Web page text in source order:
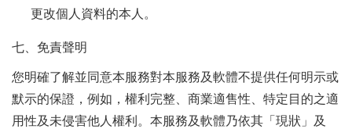
更改個人資料的本人。
七、免責聲明
您明確了解並同意本服務對本服務及軟體不提供任何明示或
默示的保證，例如，權利完整、商業適售性、特定目的之適
用性及未侵害他人權利。本服務及軟體乃依其「現狀」及